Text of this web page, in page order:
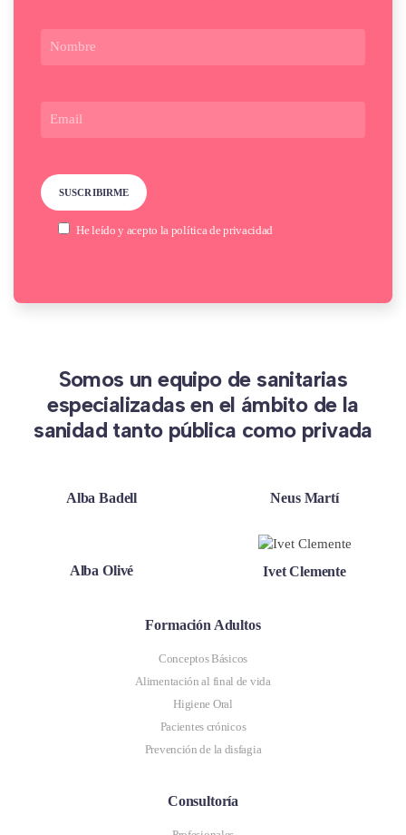
He leído y acepto la política de privacidad
Somos un equipo de sanitarias
especializadas en el ámbito de la
sanidad tanto pública como privada
Alba Badell Neus Martí
Alba Olivé Ivet Clemente
Formación Adultos
Conceptos Básicos
Alimentación al final de vida
Higiene Oral
Pacientes crónicos
Prevención de la disfagia
Consultoría